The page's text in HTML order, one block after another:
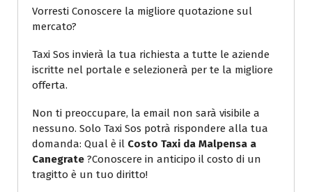
Vorresti Conoscere la migliore quotazione sul
mercato?
Taxi Sos invierà la tua richiesta a tutte le aziende
iscritte nel portale e selezionerà per te la migliore
offerta.
Non ti preoccupare, la email non sarà visibile a
nessuno. Solo Taxi Sos potrà rispondere alla tua
domanda: Qual è il Costo Taxi da Malpensa a
Canegrate ?Conoscere in anticipo il costo di un
tragitto è un tuo diritto!